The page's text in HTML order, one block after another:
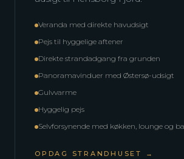
Veranda med direkte havudsigt
Pejs til hyggelige aftener
Direkte strandadgang fra grunden
Panoramavinduer med Østersø-udsigt
Gulvvarme
Hyggelig pejs
Selvforsynende med køkken, lounge og
OPDAG STRANDHUSET →